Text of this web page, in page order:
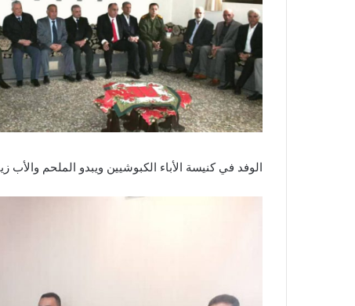
الوفد في كنيسة الأباء الكبوشيين ويبدو الملحم